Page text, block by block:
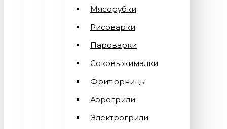
Мясорубки
Рисоварки
Пароварки
Соковыжималки
Фритюрницы
Аэрогрили
Электрогрили